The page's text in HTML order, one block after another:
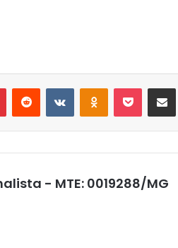
PinterestReddit VK OK Pocket
- MTE: 0019288/MG